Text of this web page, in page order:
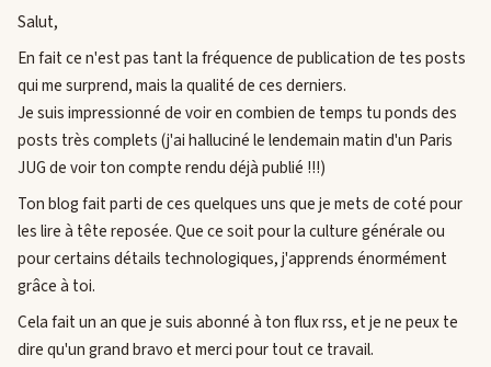
Salut,
En fait ce n'est pas tant la fréquence de publication de tes posts
qui me surprend, mais la qualité de ces derniers.
Je suis impressionné de voir en combien de temps tu ponds des
posts très complets (j'ai halluciné le lendemain matin d'un Paris
JUG de voir ton compte rendu déjà publié !!!)
Ton blog fait parti de ces quelques uns que je mets de coté pour
les lire à tête reposée. Que ce soit pour la culture générale ou
pour certains détails technologiques, j'apprends énormément
grâce à toi.
Cela fait un an que je suis abonné à ton flux rss, et je ne peux te
dire qu'un grand bravo et merci pour tout ce travail.